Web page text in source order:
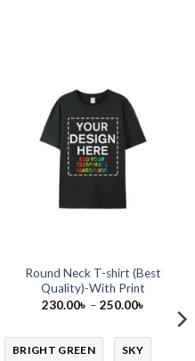
Round Neck T-shirt (Best
Quality)-With Print
230.00৳ – 250.00৳
230.00৳
through
BRIGHT GREEN SKY